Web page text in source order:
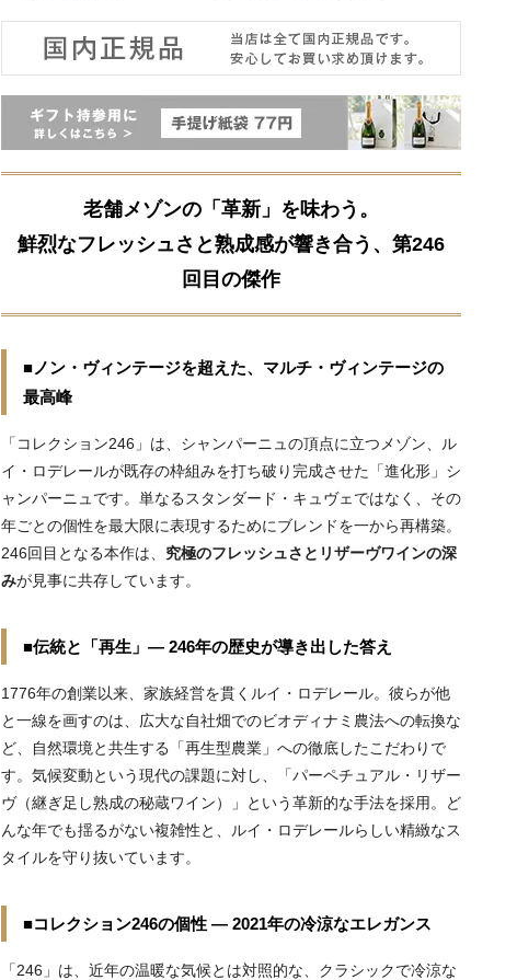
老舗メゾンの「革新」を味わう。
鮮烈なフレッシュさと熟成感が響き合う、第246
回目の傑作
■ノン・ヴィンテージを超えた、マルチ・ヴィンテージの
最高峰
「コレクション246」は、シャンパーニュの頂点に立つメゾン、ル
イ・ロデレールが既存の枠組みを打ち破り完成させた「進化形」シ
ャンパーニュです。単なるスタンダード・キュヴェではなく、その
年ごとの個性を最大限に表現するためにブレンドを一から再構築。
246回目となる本作は、 究極のフレッシュさとリザーヴワインの深
みが見事に共存しています。
■伝統と「再生」― 246年の歴史が導き出した答え
1776年の創業以来、家族経営を貫くルイ・ロデレール。彼らが他
と一線を画すのは、広大な自社畑でのビオディナミ農法への転換な
ど、自然環境と共生する「再生型農業」への徹底したこだわりで
す。気候変動という現代の課題に対し、「パーペチュアル・リザー
ヴ（継ぎ足し熟成の秘蔵ワイン）」という革新的な手法を採用。ど
んな年でも揺るがない複雑性と、ルイ・ロデレールらしい精緻なス
タイルを守り抜いています。
■コレクション246の個性 ― 2021年の冷涼なエレガンス
「246」は、近年の温暖な気候とは対照的な、クラシックで冷涼な